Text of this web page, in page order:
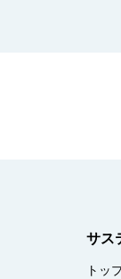
サス
トッ